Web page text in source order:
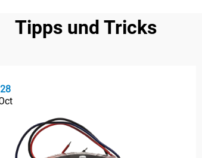
Tipps und Tricks
28